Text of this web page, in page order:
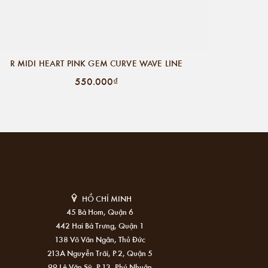
R MIDI HEART PINK GEM CURVE WAVE LINE
550.000₫
HỒ CHÍ MINH
45 Bà Hom, Quận 6
442 Hai Bà Trưng, Quận 1
138 Võ Văn Ngân, Thủ Đức
213A Nguyễn Trãi, P.2, Quận 5